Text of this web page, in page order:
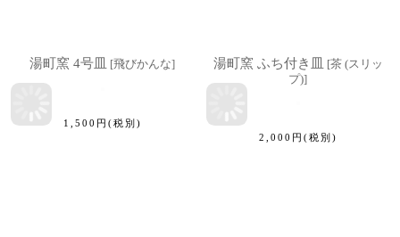
湯町窯 4号皿 [飛びかんな]
1,500 円 (税別)
湯町窯 ふち付き皿 [茶 (スリッ
プ)]
2,000 円 (税別)